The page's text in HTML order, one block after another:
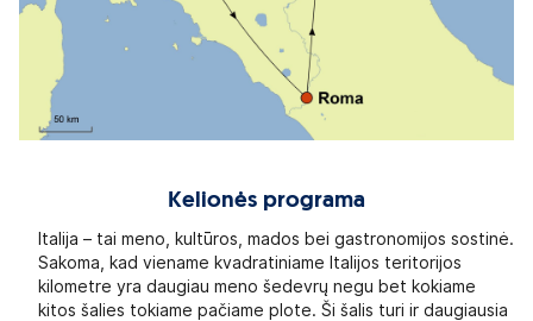
Kelionės programa
Italija – tai meno, kultūros, mados bei gastronomijos sostinė.
Sakoma, kad viename kvadratiniame Italijos teritorijos
kilometre yra daugiau meno šedevrų negu bet kokiame
kitos šalies tokiame pačiame plote. Ši šalis turi ir daugiausia